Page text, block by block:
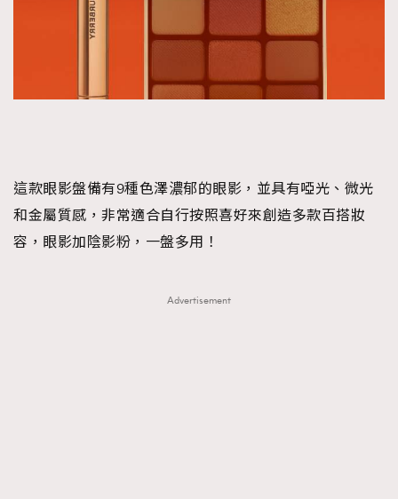
這款眼影盤備有9種色澤濃郁的眼影，並具有啞光、微光
和金屬質感，非常適合自行按照喜好來創造多款百搭妝
容，眼影加陰影粉，一盤多用！
Advertisement